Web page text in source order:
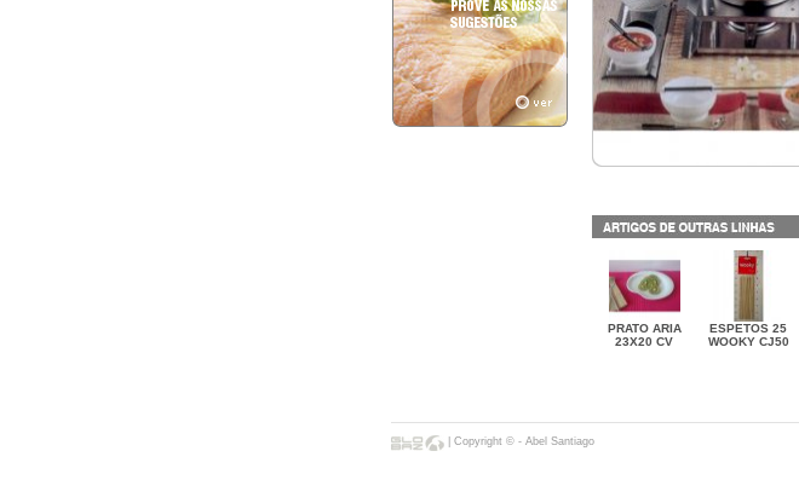
PRATO ARIA
23X20 CV
ESPETOS 25
WOOKY CJ50
| Copyright © - Abel Santiago